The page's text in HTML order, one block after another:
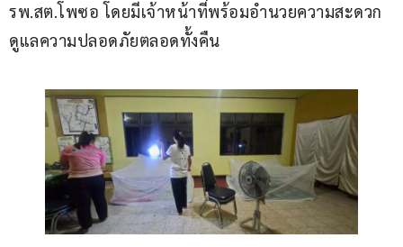
รพ.สต.โพซอ โดยมีเจ้าหน้าที่พร้อมอำนวยความสะดวก
ดูแลความปลอดภัยตลอดทั้งคืน